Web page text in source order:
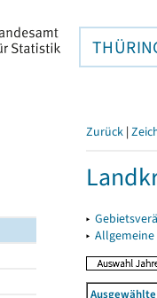
Zurück |
▸
▸